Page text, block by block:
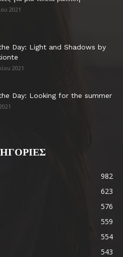
2021
Day: Light and Shadows by
2021
Day: Looking for the summer
982
623
576
559
554
543